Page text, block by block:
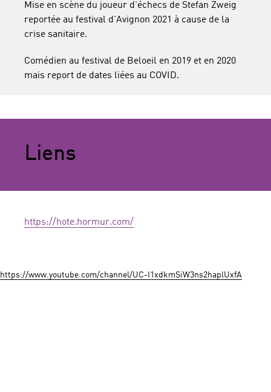
Mise en scène du joueur d'échecs de Stefan Zweig
reportée au festival d'Avignon 2021 à cause de la
crise sanitaire.
Comédien au festival de Beloeil en 2019 et en 2020
mais report de dates liées au COVID.
Liens
https://hote.hormur.com/
https://www.youtube.com/channel/UC-I1xdkmSiW3ns2haplUxfA